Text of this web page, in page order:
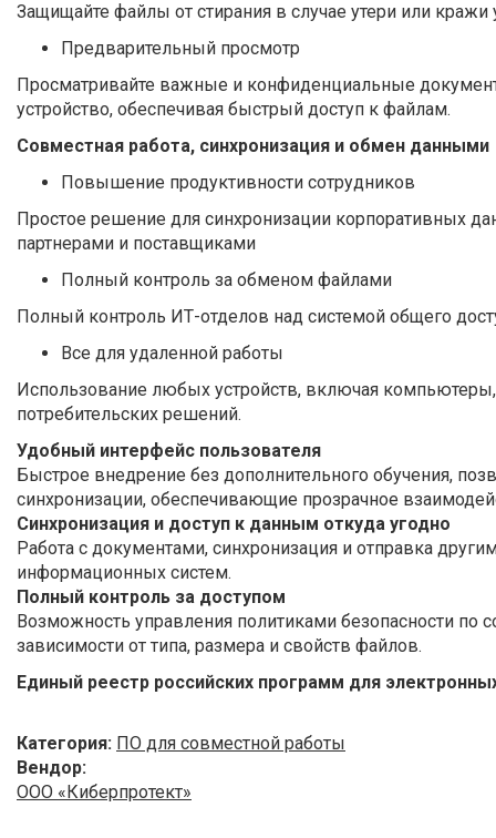
Защищайте файлы от стирания в случае утери или
Предварительный просмотр
Просматривайте важные и конфиденциальные
устройство, обеспечивая быстрый доступ к файлам.
Совместная работа, синхронизация и обмен данными
Повышение продуктивности сотрудников
Простое решение для синхронизации корпоративных
партнерами и поставщиками
Полный контроль за обменом файлами
Полный контроль ИТ-отделов над системой общего
Все для удаленной работы
Использование любых устройств, включая
потребительских решений.
Удобный интерфейс пользователя
Быстрое внедрение без дополнительного обучения,
синхронизации, обеспечивающие прозрачное
Синхронизация и доступ к данным откуда угодно
Работа с документами, синхронизация и отправка
информационных систем.
Полный контроль за доступом
Возможность управления политиками безопасности
зависимости от типа, размера и свойств файлов.
Единый реестр российских программ для
Категория: ПО для совместной работы
Вендор:
ООО «Киберпротект»